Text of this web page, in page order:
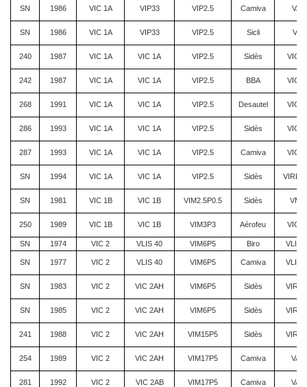
SN 1986 VIC 1A VIP33 VIP2.5 Camiva VAL
SN 1986 VIC 1A VIP33 VIP2.5 Sicli VIP
240 1987 VIC 1A VIC 1A VIP2.5 Sidès VIC
242 1987 VIC 1A VIC 1A VIP2.5 BBA VIC
268 1991 VIC 1A VIC 1A VIP2.5 Desautel VIC
286 1993 VIC 1A VIC 1A VIP2.5 Sidès VIC
287 1993 VIC 1A VIC 1A VIP2.5 Camiva VIC
SN 1994 VIC 1A VIC 1A VIP2.5 Sidès VIRP
SN 1981 VIC 1B VIC 1B VIM2.5P0.5 Sidès VM/P
250 1989 VIC 1B VIC 1B VIM3P3 Aérofeu VIC
SN 1974 VIC 2 VLIS 40 VIM6P5 Biro VLIS
SN 1977 VIC 2 VLIS 40 VIM6P5 Camiva VLIS
SN 1983 VIC 2 VIC 2AH VIM6P5 Sidès
SN 1985 VIC 2 VIC 2AH VIM6P5 Sidès
241 1988 VIC 2 VIC 2AH VIM15P5 Sidès
254 1989 VIC 2 VIC 2AH VIM17P5 Camiva VAR
281 1992 VIC 2 VIC 2AB VIM17P5 Camiva VAR